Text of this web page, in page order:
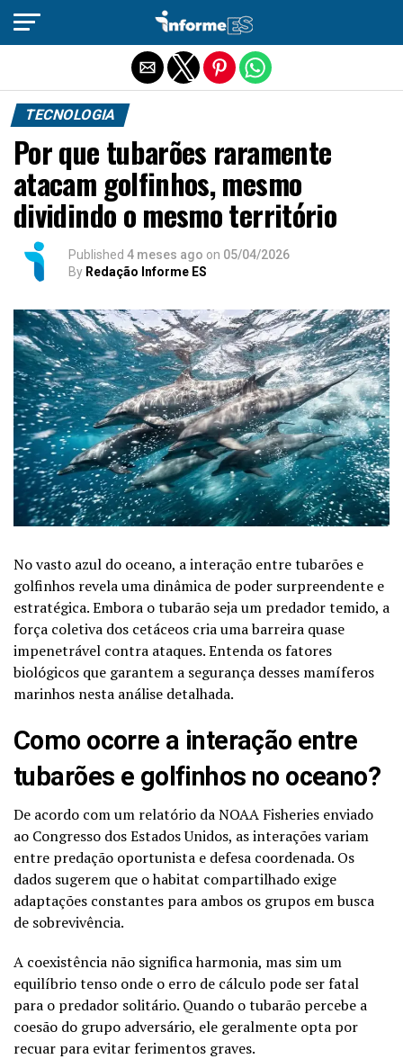
TECNOLOGIA
Por que tubarões raramente
atacam golfinhos, mesmo
dividindo o mesmo território
Published 4 meses ago on 05/04/2026
By Redação Informe ES
No vasto azul do oceano, a interação entre tubarões e
golfinhos revela uma dinâmica de poder surpreendente e
estratégica. Embora o tubarão seja um predador temido, a
força coletiva dos cetáceos cria uma barreira quase
impenetrável contra ataques. Entenda os fatores
biológicos que garantem a segurança desses mamíferos
marinhos nesta análise detalhada.
Como ocorre a interação entre
tubarões e golfinhos no oceano?
De acordo com um relatório da NOAA Fisheries enviado
ao Congresso dos Estados Unidos, as interações variam
entre predação oportunista e defesa coordenada. Os
dados sugerem que o habitat compartilhado exige
adaptações constantes para ambos os grupos em busca
de sobrevivência.
A coexistência não significa harmonia, mas sim um
equilíbrio tenso onde o erro de cálculo pode ser fatal
para o predador solitário. Quando o tubarão percebe a
coesão do grupo adversário, ele geralmente opta por
recuar para evitar ferimentos graves.
Sair da versão mobile